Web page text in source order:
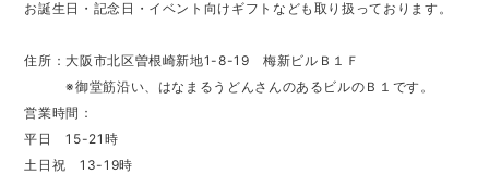
お誕生日・記念日・イベント向けギフトなども取り扱っております。
住所：大阪市北区曽根崎新地1-8-19 梅新ビルＢ１Ｆ
※御堂筋沿い、はなまるうどんさんのあるビルのＢ１です。
営業時間：
平日 15-21時
土日祝 13-19時